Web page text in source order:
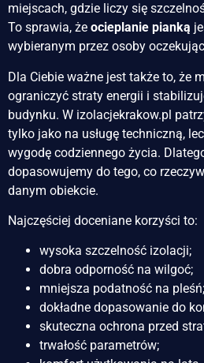
miejscach, gdzie liczy się
To sprawia, że ocieplanie pianką
wybieranym przez osoby
Dla Ciebie ważne jest także to, że
ograniczyć straty energii i
budynku. W izolacjekrakow.pl
tylko jako na usługę techniczną,
wygodę codziennego życia.
dopasowujemy do tego, co
danym obiekcie.
Najczęściej doceniane korzyści to:
wysoka szczelność izolacji;
dobra odporność na wilgoć;
mniejsza podatność na pleśń;
dokładne dopasowanie do
skuteczna ochrona przed
trwałość parametrów;